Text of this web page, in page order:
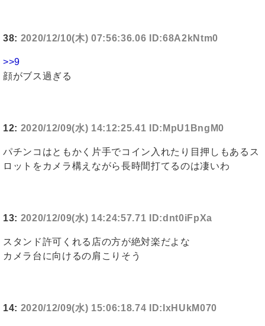
38: 2020/12/10(木) 07:56:36.06 ID:68A2kNtm0
>>9
顔がブス過ぎる
12: 2020/12/09(水) 14:12:25.41 ID:MpU1BngM0
パチンコはともかく片手でコイン入れたり目押しもあるス
ロットをカメラ構えながら長時間打てるのは凄いわ
13: 2020/12/09(水) 14:24:57.71 ID:dnt0iFpXa
スタンド許可くれる店の方が絶対楽だよな
カメラ台に向けるの肩こりそう
14: 2020/12/09(水) 15:06:18.74 ID:IxHUkM070